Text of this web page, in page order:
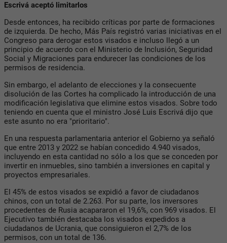
Escrivá aceptó limitarlos
Desde entonces, ha recibido críticas por parte de formaciones
de izquierda. De hecho, Más País registró varias iniciativas en el
Congreso para derogar estos visados e incluso llegó a un
principio de acuerdo con el Ministerio de Inclusión, Seguridad
Social y Migraciones para endurecer las condiciones de los
permisos de residencia.
Sin embargo, el adelanto de elecciones y la consecuente
disolución de las Cortes ha complicado la introducción de una
modificación legislativa que elimine estos visados. Sobre todo
teniendo en cuenta que el ministro José Luis Escrivá dijo que
este asunto no era "prioritario".
En una respuesta parlamentaria anterior el Gobierno ya señaló
que entre 2013 y 2022 se habían concedido 4.940 visados,
incluyendo en esta cantidad no sólo a los que se conceden por
invertir en inmuebles, sino también a inversiones en capital y
proyectos empresariales.
El 45% de estos visados se expidió a favor de ciudadanos
chinos, con un total de 2.263. Por su parte, los inversores
procedentes de Rusia acapararon el 19,6%, con 969 visados. El
Ejecutivo también destacaba los visados expedidos a
ciudadanos de Ucrania, que consiguieron el 2,7% de los
permisos, con un total de 136.